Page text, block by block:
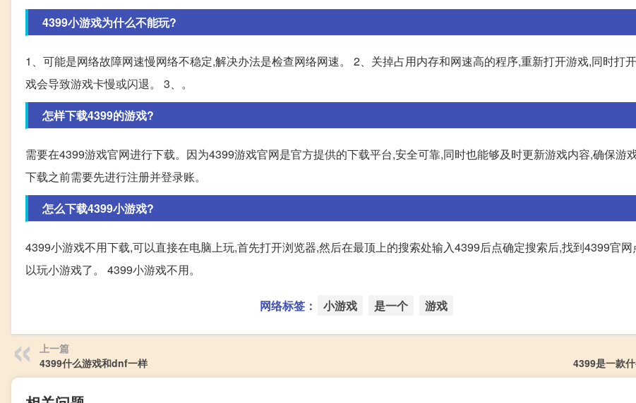
4399小游戏为什么不能玩?
1、可能是网络故障网速慢网络不稳定,解决办法是检查网络网速。 2、关掉占用内存和网速高的程序,重新打开游戏,同时打
戏会导致游戏卡慢或闪退。 3、。
怎样下载4399的游戏?
需要在4399游戏官网进行下载。因为4399游戏官网是官方提供的下载平台,安全可靠,同时也能够及时更新游戏内容,确保游
下载之前需要先进行注册并登录账。
怎么下载4399小游戏?
4399小游戏不用下载,可以直接在电脑上玩,首先打开浏览器,然后在最顶上的搜索处输入4399后点确定搜索后,找到4399官
以玩小游戏了。 4399小游戏不用。
网络标签： 小游戏 是一个 游戏
上一篇
4399什么游戏和dnf一样
4399是一款